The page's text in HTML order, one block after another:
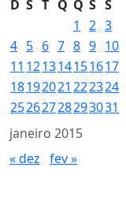
janeiro 2015
D S T Q Q S S
1
2 3
4 5 6 7 8 9 10
11 121314151617
18192021 222324
25262728293031
« dez fev »